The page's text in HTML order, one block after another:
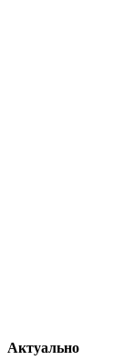
Актуально